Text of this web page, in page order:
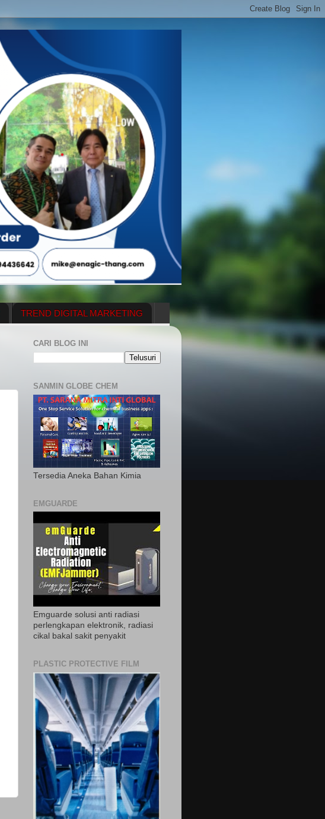
TREND DIGITAL MARKETING
CARI BLOG INI
SANMIN GLOBE CHEM
Tersedia Aneka Bahan Kimia
EMGUARDE
Emguarde solusi anti radiasi
perlengkapan elektronik, radiasi
cikal bakal sakit penyakit
PLASTIC PROTECTIVE FILM